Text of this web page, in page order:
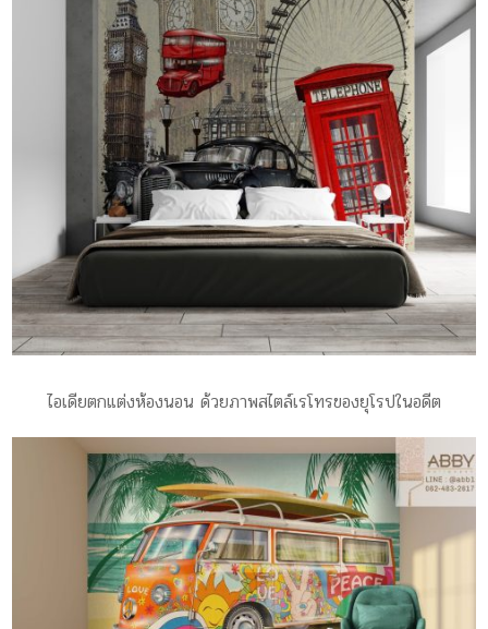
ไอเดียตกแต่งห้องนอน ด้วยภาพสไตล์เรโทรของยุโรปในอดีต